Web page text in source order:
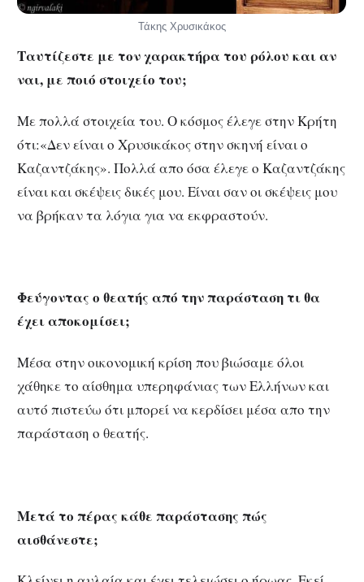
Τάκης Χρυσικάκος
Ταυτίζεστε με τον χαρακτήρα του ρόλου και αν
ναι, με ποιό στοιχείο του;
Με πολλά στοιχεία του. Ο κόσμος έλεγε στην Κρήτη
ότι:«Δεν είναι ο Χρυσικάκος στην σκηνή είναι ο
Καζαντζάκης». Πολλά απο όσα έλεγε ο Καζαντζάκης
είναι και σκέψεις δικές μου. Είναι σαν οι σκέψεις μου
να βρήκαν τα λόγια για να εκφραστούν.
Φεύγοντας ο θεατής από την παράσταση τι θα
έχει αποκομίσει;
Μέσα στην οικονομική κρίση που βιώσαμε όλοι
χάθηκε το αίσθημα υπερηφάνιας των Ελλήνων και
αυτό πιστεύω ότι μπορεί να κερδίσει μέσα απο την
παράσταση ο θεατής.
Μετά το πέρας κάθε παράστασης πώς
αισθάνεστε;